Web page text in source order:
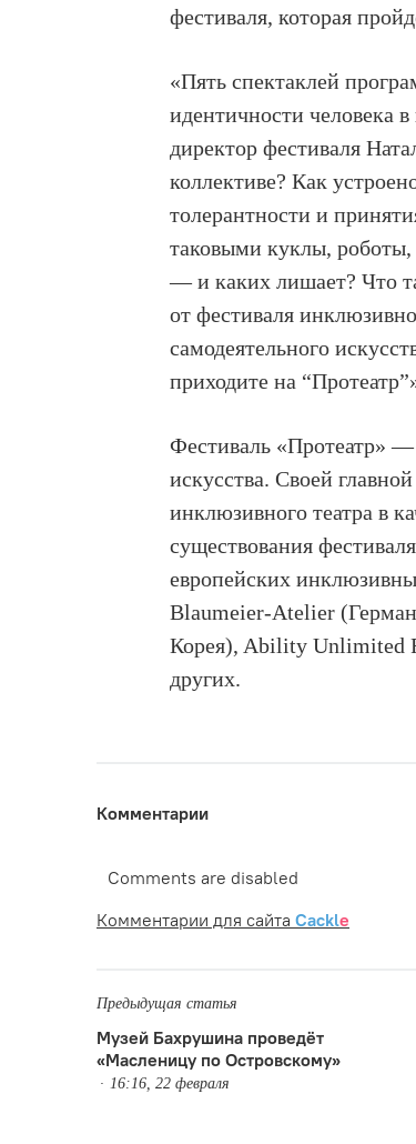
фестиваля, которая
«Пять спектаклей
идентичности человека
директор фестиваля
коллективе? Как
толерантности и
таковыми куклы,
— и каких лишает? Что
от фестиваля
самодеятельного
приходите на
Фестиваль «Протеатр» —
искусства. Своей
инклюзивного театра в
существования
европейских
Blaumeier-Atelier
Корея), Ability Unlimited
других.
Комментарии
Comments are disabled
Комментарии для сайта Cackle
Предыдущая статья
Музей Бахрушина проведёт
«Масленицу по Островскому»
16:16, 22 февраля